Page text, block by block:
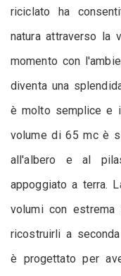
riciclato ha
natura attraverso la
momento con
diventa una
è molto semplice e
volume di 65 mc è
all'albero e al
appoggiato a terra.
volumi con
ricostruirli a
è progettato per